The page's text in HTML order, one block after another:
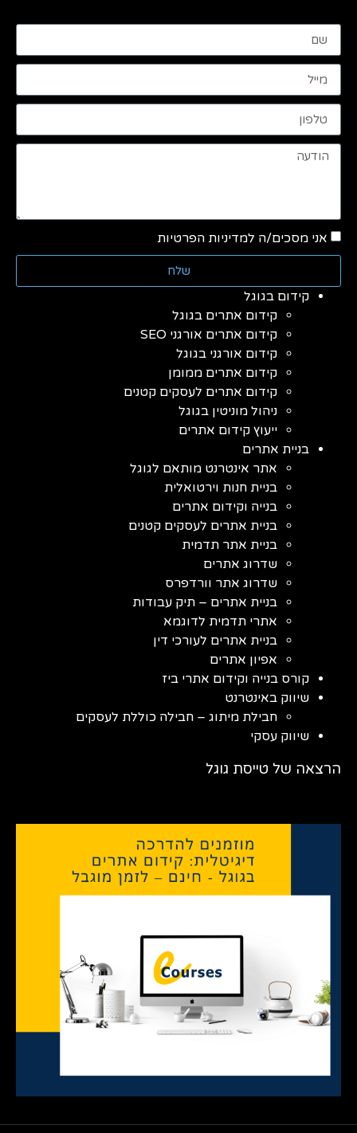
אני מסכים/ה למדיניות הפרטיות
שלח
קידום בגוגל
קידום אתרים בגוגל
קידום אתרים אורגני SEO
קידום אורגני בגוגל
קידום אתרים ממומן
קידום אתרים לעסקים קטנים
ניהול מוניטין בגוגל
ייעוץ קידום אתרים
בניית אתרים
אתר אינטרנט מותאם לגוגל
בניית חנות וירטואלית
בנייה וקידום אתרים
בניית אתרים לעסקים קטנים
בניית אתר תדמית
שדרוג אתרים
שדרוג אתר וורדפרס
בניית אתרים – תיק עבודות
אתרי תדמית לדוגמא
בניית אתרים לעורכי דין
אפיון אתרים
קורס בנייה וקידום אתרי ביז
שיווק באינטרנט
חבילת מיתוג – חבילה כוללת לעסקים
שיווק עסקי
הרצאה של טייסת גוגל